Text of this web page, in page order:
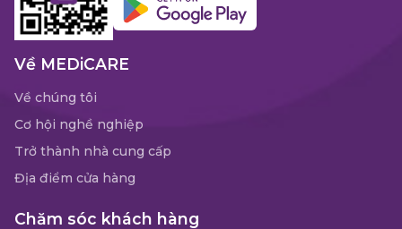
Về MEDiCARE
Về chúng tôi
Cơ hội nghề nghiệp
Trở thành nhà cung cấp
Địa điểm cửa hàng
Chăm sóc khách hàng